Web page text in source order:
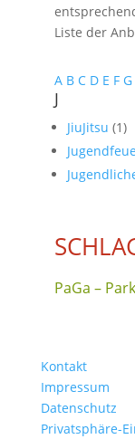
Liste der
A B C D E F G
J
JiuJitsu (1)
PaGa –
Kontakt
Impressum
Datenschutz
Privatsphäre-